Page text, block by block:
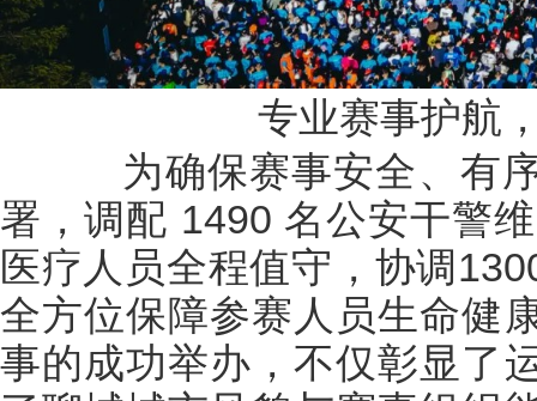
专业赛事护航
为确保赛事安全、有序
署，调配 1490 名公安干警
医疗人员全程值守，协调
全方位保障参赛人员生命健
事的成功举办，不仅彰显了